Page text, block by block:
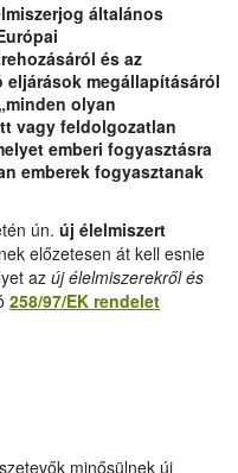
általános
és az
megállapításáról
olyan
vagy feldolgozatlan
emberi fogyasztásra
emberek fogyasztanak
ún. új élelmiszert
előzetesen át kell esnie
az új élelmiszerekről és
258/97/EK rendelet
minősülnek új